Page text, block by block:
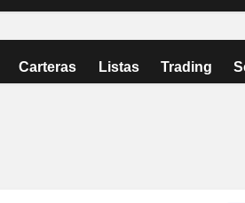
Carteras Listas Trading